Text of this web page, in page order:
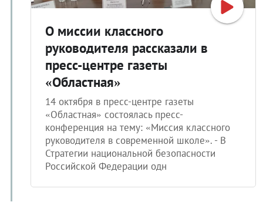
О миссии классного
руководителя рассказали в
пресс-центре газеты
«Областная»
14 октября в пресс-центре газеты
«Областная» состоялась пресс-
конференция на тему: «Миссия классного
руководителя в современной школе». - В
Стратегии национальной безопасности
Российской Федерации одн